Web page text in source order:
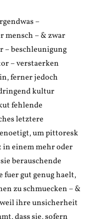
–
mensch – & zwar
– beschleunigung
– verstaerken
ferner jedoch
kultur
fehlende
letztere
um pittoresk
in einem mehr oder
berauschende
gut genug haelt,
zu schmuecken – &
ihre unsicherheit